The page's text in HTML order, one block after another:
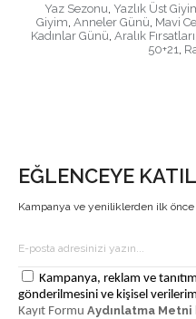
Yaz Sezonu Yazlık Üst
Giyim Anneler Günü Mavi
Kadınlar Günü Aralık Fırsatları
50+21
EĞLENCEYE
Kampanya ve yeniliklerden ilk
Kampanya, reklam ve
gönderilmesini ve kişisel
Kayıt Formu Aydınlatma Metni